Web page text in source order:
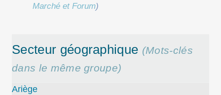
Marché et Forum)
Secteur géographique (Mots-clés
dans le même groupe)
Ariège